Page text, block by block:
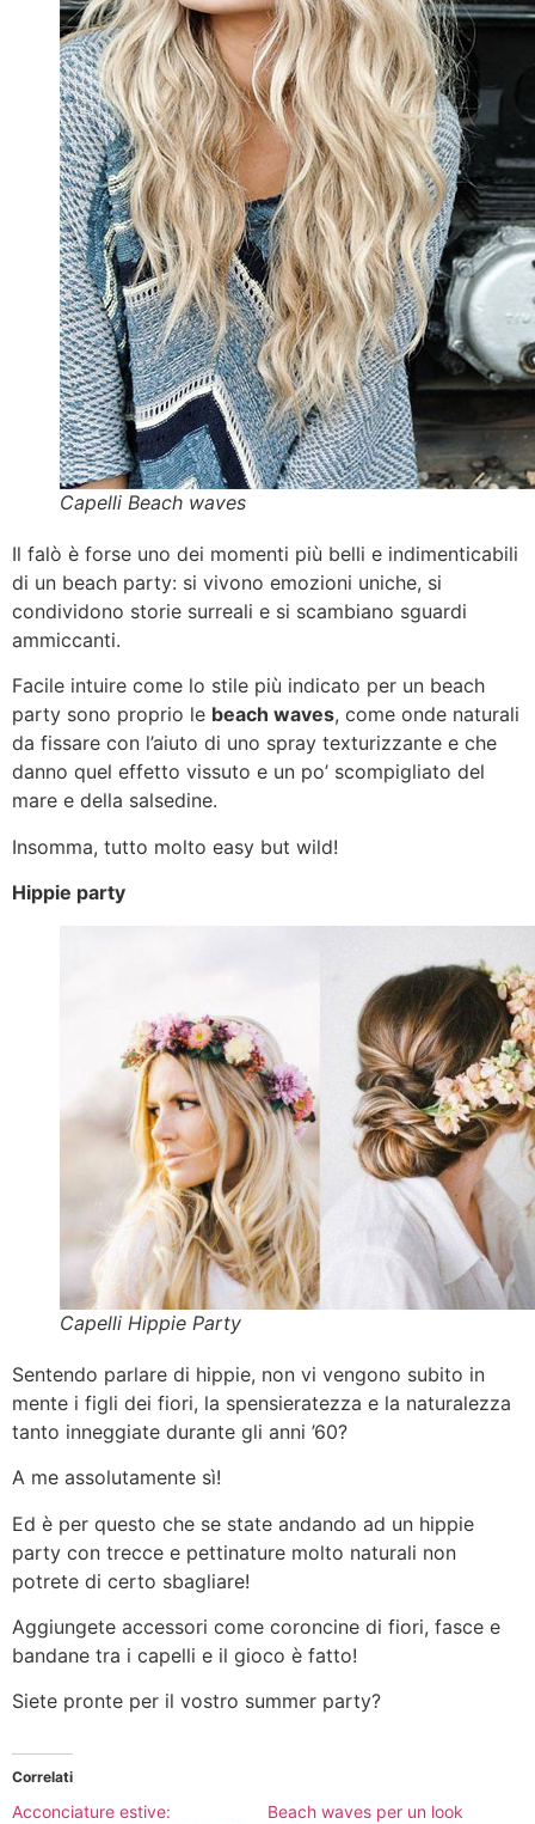
Capelli Beach waves
Il falò è forse uno dei momenti più belli e indimenticabili
di un beach party: si vivono emozioni uniche, si
condividono storie surreali e si scambiano sguardi
ammiccanti.
Facile intuire come lo stile più indicato per un beach
party sono proprio le beach waves, come onde naturali
da fissare con l’aiuto di uno spray texturizzante e che
danno quel effetto vissuto e un po’ scompigliato del
mare e della salsedine.
Insomma, tutto molto easy but wild!
Hippie party
Capelli Hippie Party
Sentendo parlare di hippie, non vi vengono subito in
mente i figli dei fiori, la spensieratezza e la naturalezza
tanto inneggiate durante gli anni ’60?
A me assolutamente sì!
Ed è per questo che se state andando ad un hippie
party con trecce e pettinature molto naturali non
potrete di certo sbagliare!
Aggiungete accessori come coroncine di fiori, fasce e
bandane tra i capelli e il gioco è fatto!
Siete pronte per il vostro summer party?
Correlati
Acconciature estive:
Beach waves per un look